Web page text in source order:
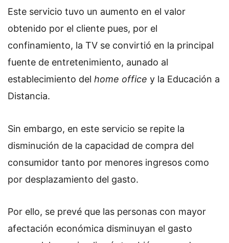
Este servicio tuvo un aumento en el valor
obtenido por el cliente pues, por el
confinamiento, la TV se convirtió en la principal
fuente de entretenimiento, aunado al
establecimiento del home office y la Educación a
Distancia.
Sin embargo, en este servicio se repite la
disminución de la capacidad de compra del
consumidor tanto por menores ingresos como
por desplazamiento del gasto.
Por ello, se prevé que las personas con mayor
afectación económica disminuyan el gasto